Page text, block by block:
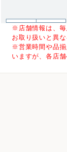
※店舗情報は、毎
お取り扱いと異
※営業時間や品揃
いますが、各店